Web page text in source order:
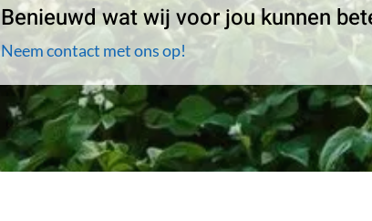
Benieuwd wat wij voor jou kunnen
Neem contact met ons op!